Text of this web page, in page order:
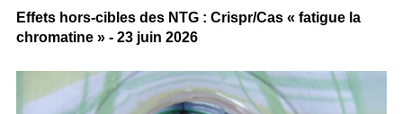
Effets hors-cibles des NTG : Crispr/Cas « fatigue la
chromatine » - 23 juin 2026